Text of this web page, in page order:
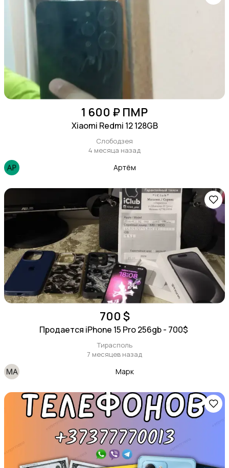
1 600 ₽ ПМР
Xiaomi Redmi 12 128GB
Слободзея
4 месяца назад
Артём
700 $
Продается iPhone 15 Pro 256gb - 700$
Тирасполь
7 месяцев назад
Марк